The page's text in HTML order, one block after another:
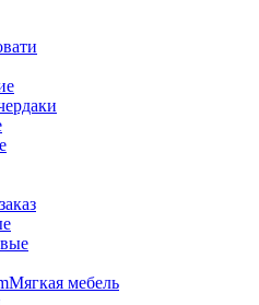
Мягкая мебель